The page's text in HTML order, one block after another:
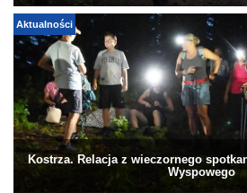
Aktualności
Kostrza. Relacja z wieczornego
Wyspowego